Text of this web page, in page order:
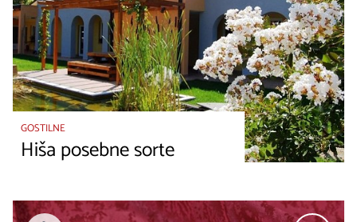
GOSTILNE
Hiša posebne sorte